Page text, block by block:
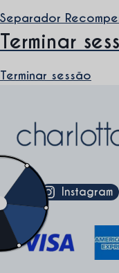
Separador
Terminar
Terminar sessão
Instagram